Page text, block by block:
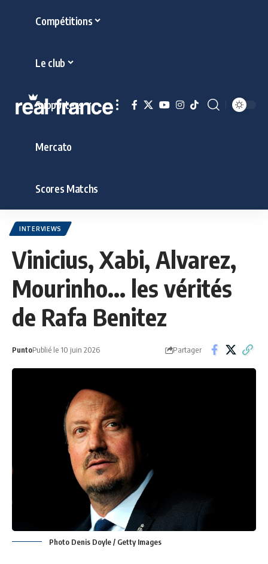
Compétitions
Le club
Supporters
Mercato
Scores Matchs
INTERVIEWS
Vinicius, Xabi, Alvarez,
Mourinho... les vérités
de Rafa Benitez
PuntoPublié le 10 juin 2026 Partager
Photo Denis Doyle / Getty Images